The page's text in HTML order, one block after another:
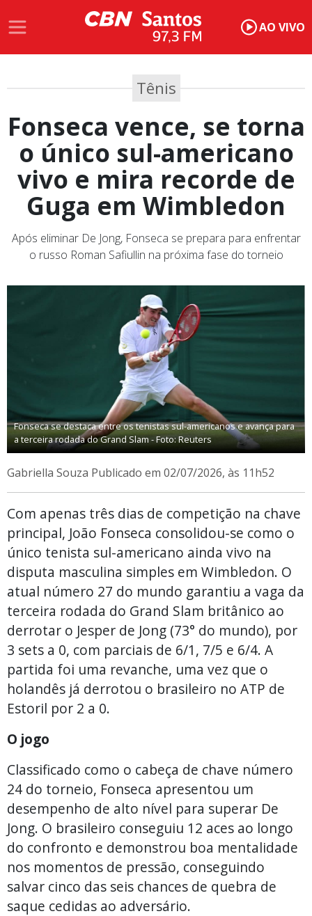
AO VIVO
Tênis
Fonseca vence, se torna
o único sul-americano
vivo e mira recorde de
Guga em Wimbledon
Após eliminar De Jong, Fonseca se prepara para enfrentar
o russo Roman Safiullin na próxima fase do torneio
Fonseca se destaca entre os tenistas sul-americanos e avança para
a terceira rodada do Grand Slam - Foto: Reuters
Gabriella Souza Publicado em 02/07/2026, às 11h52
Com apenas três dias de competição na chave
principal, João Fonseca consolidou-se como o
único tenista sul-americano ainda vivo na
disputa masculina simples em Wimbledon. O
atual número 27 do mundo garantiu a vaga da
terceira rodada do Grand Slam britânico ao
derrotar o Jesper de Jong (73° do mundo), por
3 sets a 0, com parciais de 6/1, 7/5 e 6/4. A
partida foi uma revanche, uma vez que o
holandês já derrotou o brasileiro no ATP de
Estoril por 2 a 0.
O jogo
Classificado como o cabeça de chave número
24 do torneio, Fonseca apresentou um
desempenho de alto nível para superar De
Jong. O brasileiro conseguiu 12 aces ao longo
do confronto e demonstrou boa mentalidade
nos momentos de pressão, conseguindo
salvar cinco das seis chances de quebra de
saque cedidas ao adversário.